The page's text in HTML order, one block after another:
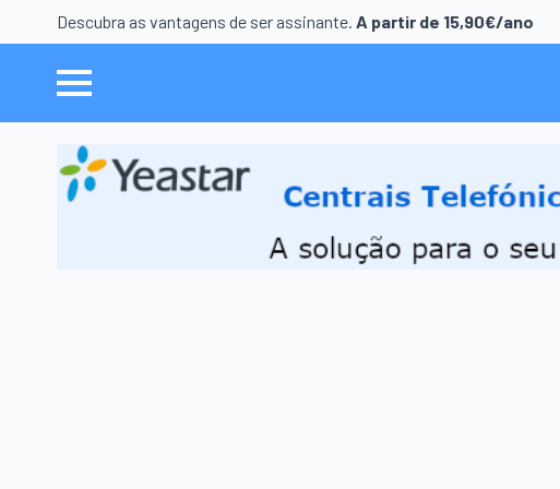
Descubra as vantagens de ser assinante. A partir de 15,90€/ano